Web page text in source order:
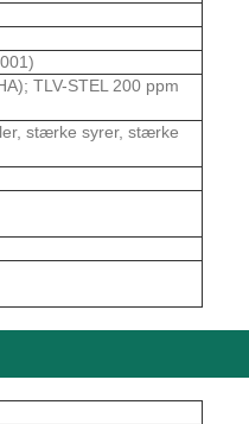
TLV-STEL 200 ppm
stærke syrer, stærke